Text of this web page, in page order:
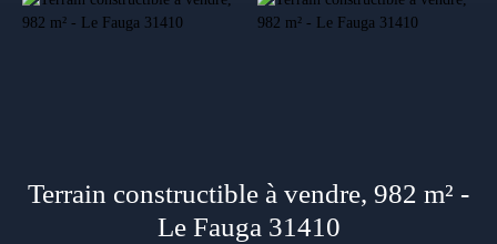
Estimation
Terrain constructible à vendre, 982 m² -
Le Fauga 31410